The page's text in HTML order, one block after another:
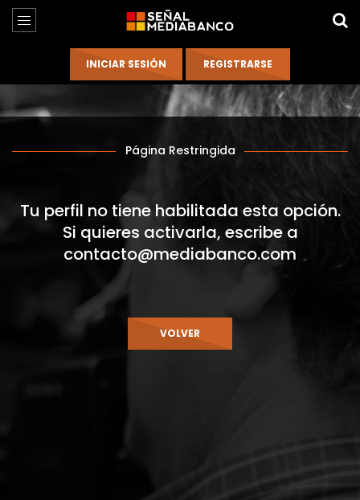
Página Restringida
Tu perfil no tiene habilitada esta opción.
Si quieres activarla, escribe a
contacto@mediabanco.com